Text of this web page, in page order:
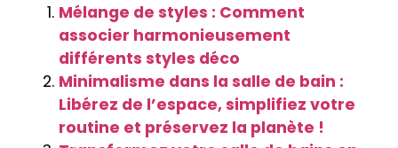
Mélange de styles : Comment
associer harmonieusement
différents styles déco
Minimalisme dans la salle de bain :
Libérez de l’espace, simplifiez votre
routine et préservez la planète !